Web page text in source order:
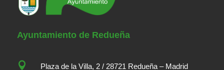
Ayuntamiento de Redueña
 Plaza de la Villa, 2 / 28721 Redueña – Madrid